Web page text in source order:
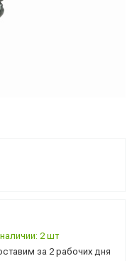
2 шт
за 2 рабочих дня